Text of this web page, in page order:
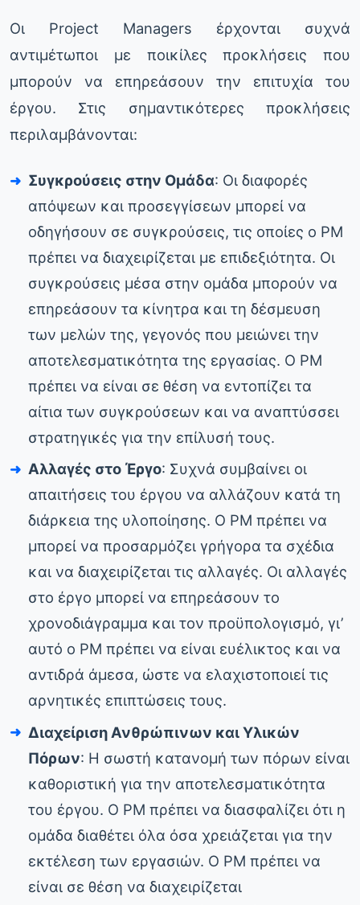
Οι Project Managers έρχονται συχνά
αντιμέτωποι με ποικίλες προκλήσεις που
μπορούν να επηρεάσουν την επιτυχία του
έργου. Στις σημαντικότερες προκλήσεις
περιλαμβάνονται:
Συγκρούσεις στην Ομάδα: Οι διαφορές
απόψεων και προσεγγίσεων μπορεί να
οδηγήσουν σε συγκρούσεις, τις οποίες ο PM
πρέπει να διαχειρίζεται με επιδεξιότητα. Οι
συγκρούσεις μέσα στην ομάδα μπορούν να
επηρεάσουν τα κίνητρα και τη δέσμευση
των μελών της, γεγονός που μειώνει την
αποτελεσματικότητα της εργασίας. Ο PM
πρέπει να είναι σε θέση να εντοπίζει τα
αίτια των συγκρούσεων και να αναπτύσσει
στρατηγικές για την επίλυσή τους.
Αλλαγές στο Έργο: Συχνά συμβαίνει οι
απαιτήσεις του έργου να αλλάζουν κατά τη
διάρκεια της υλοποίησης. Ο PM πρέπει να
μπορεί να προσαρμόζει γρήγορα τα σχέδια
και να διαχειρίζεται τις αλλαγές. Οι αλλαγές
στο έργο μπορεί να επηρεάσουν το
χρονοδιάγραμμα και τον προϋπολογισμό, γι’
αυτό ο PM πρέπει να είναι ευέλικτος και να
αντιδρά άμεσα, ώστε να ελαχιστοποιεί τις
αρνητικές επιπτώσεις τους.
Διαχείριση Ανθρώπινων και Υλικών
Πόρων: Η σωστή κατανομή των πόρων είναι
καθοριστική για την αποτελεσματικότητα
του έργου. Ο PM πρέπει να διασφαλίζει ότι η
ομάδα διαθέτει όλα όσα χρειάζεται για την
εκτέλεση των εργασιών. Ο PM πρέπει να
είναι σε θέση να διαχειρίζεται